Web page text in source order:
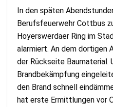
In den späten
Berufsfeuerwehr Cottbus
Hoyerswerdaer Ring im
alarmiert. An dem dortigen
der Rückseite Baumaterial.
Brandbekämpfung
den Brand schnell
hat erste Ermittlungen vor